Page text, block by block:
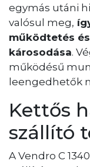
egymás utáni
valósul meg,
működtetés
károsodása.
működésű
leengedhetők
Kettős
szállító
A Vendro C